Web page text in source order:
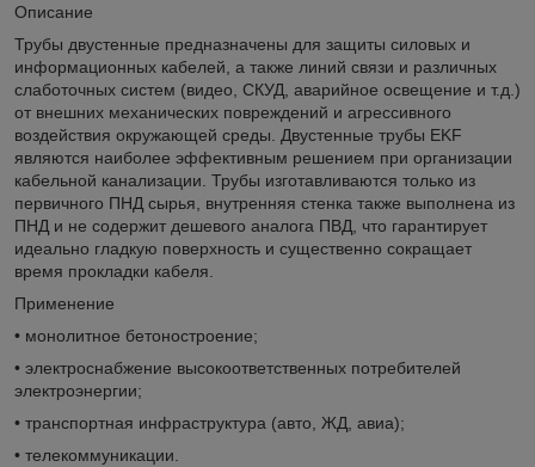
Описание
Трубы двустенные предназначены для защиты силовых и
информационных кабелей, а также линий связи и различных
слаботочных систем (видео, СКУД, аварийное освещение и т.д.)
от внешних механических повреждений и агрессивного
воздействия окружающей среды. Двустенные трубы EKF
являются наиболее эффективным решением при организации
кабельной канализации. Трубы изготавливаются только из
первичного ПНД сырья, внутренняя стенка также выполнена из
ПНД и не содержит дешевого аналога ПВД, что гарантирует
идеально гладкую поверхность и существенно сокращает
время прокладки кабеля.
Применение
• монолитное бетоностроение;
• электроснабжение высокоответственных потребителей
электроэнергии;
• транспортная инфраструктура (авто, ЖД, авиа);
• телекоммуникации.